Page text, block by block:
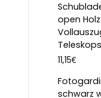
open
11,15€
schwarz